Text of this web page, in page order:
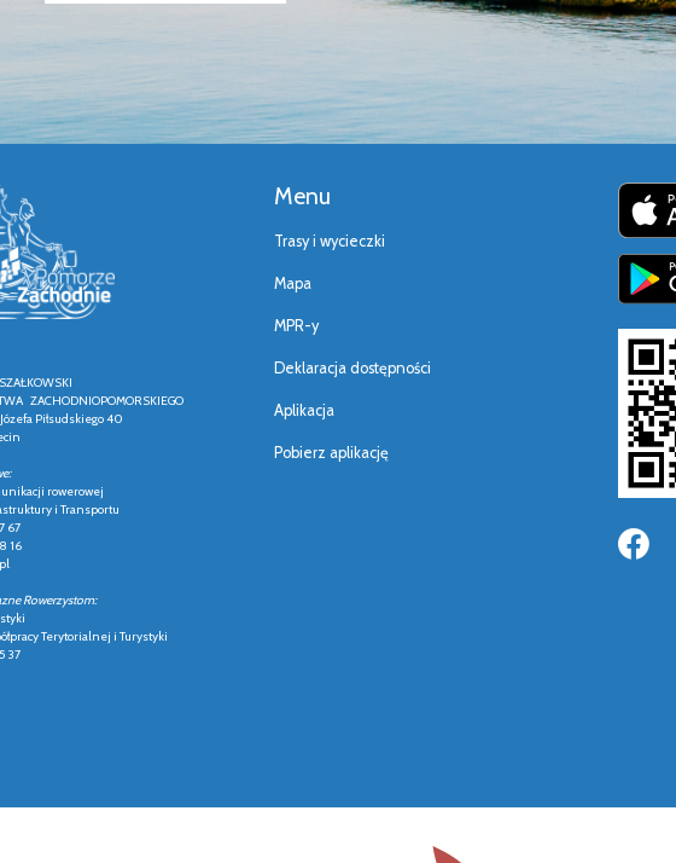
ZACHODNIOPOMORSKIEGO
Józefa Piłsudskiego 40
rowerowej
i Transportu
67
16
Rowerzystom:
Terytorialnej i Turystyki
37
Menu
Trasy i wycieczki
Mapa
MPR-y
Deklaracja dostępności
Aplikacja
Pobierz aplikację